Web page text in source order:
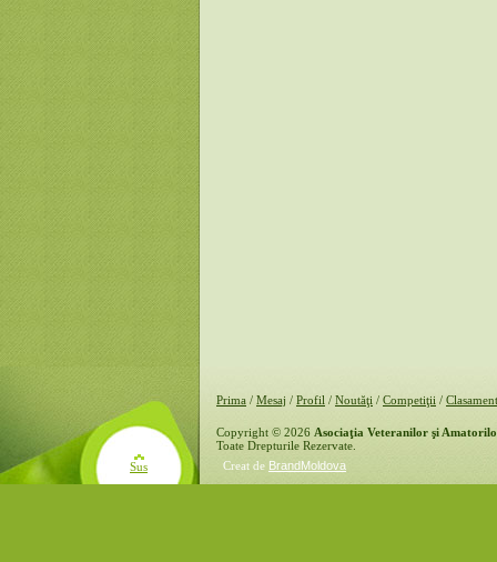
Sus
Prima / Mesaj / Profil / Noutăţi / Competiţii /
Copyright © 2026 Asociaţia Veteranilor şi
Toate Drepturile Rezervate.
Creat de BrandMoldova